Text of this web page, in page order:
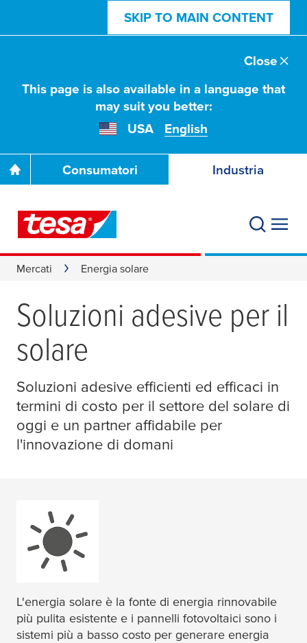
SKIP TO MAIN CONTENT
This page is also available in a language that
may suit you better:
USA
English
Close
Consumatori Industria
Mercati Energia solare
Soluzioni adesive per il
solare
Soluzioni adesive efficienti ed efficaci in
termini di costo per il settore del solare di
oggi e un partner affidabile per
l'innovazione di domani
L'energia solare è la fonte di energia rinnovabile
più pulita esistente e i pannelli fotovoltaici sono i
sistemi più a basso costo per generare energia